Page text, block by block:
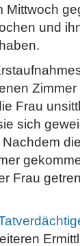
Mittwoch
und
Frau
sich
Frau